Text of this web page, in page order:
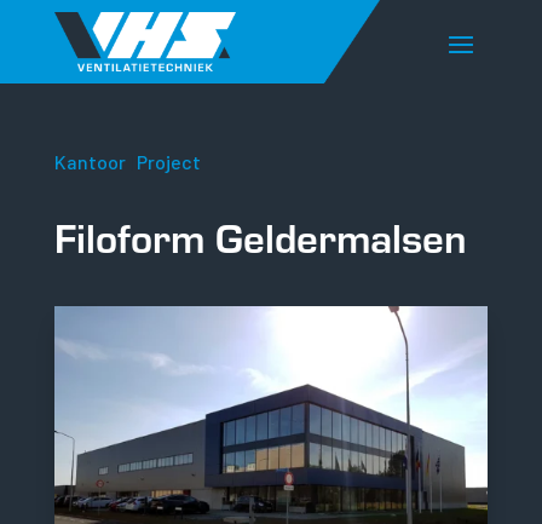
Kantoor| Project
Filoform Geldermalsen